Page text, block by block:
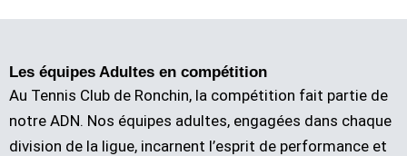
Les équipes Adultes en compétition
Au Tennis Club de Ronchin, la compétition fait partie de
notre ADN. Nos équipes adultes, engagées dans chaque
division de la ligue, incarnent l’esprit de performance et